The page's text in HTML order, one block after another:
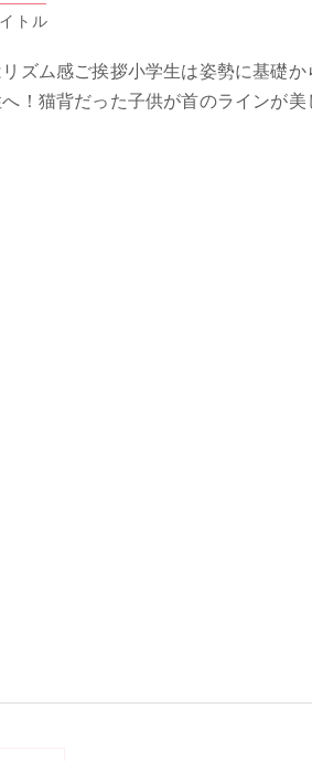
トル
ズム感ご挨拶小学生は姿勢に基礎か
！猫背だった子供が首のラインが美